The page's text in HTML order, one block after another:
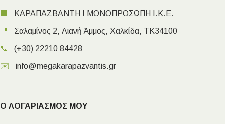
🏢 ΚΑΡΑΠΑΖΒΑΝΤΗ Ι ΜΟΝΟΠΡΟΣΩΠΗ Ι.Κ.Ε.
📍 Σαλαμίνος 2, Λιανή Άμμος, Χαλκίδα, ΤΚ34100
📞 (+30) 22210 84428
✉️ info@megakarapazvantis.gr
Ο ΛΟΓΑΡΙΑΣΜΟΣ ΜΟΥ